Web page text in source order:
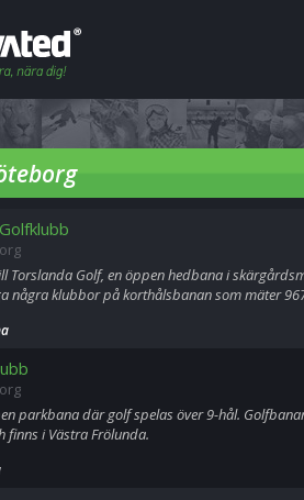
Torslanda Golf, en öppen hedbana i
några klubbor på korthålsbanan som mäter
parkbana där golf spelas över 9-hål.
finns i Västra Frölunda.